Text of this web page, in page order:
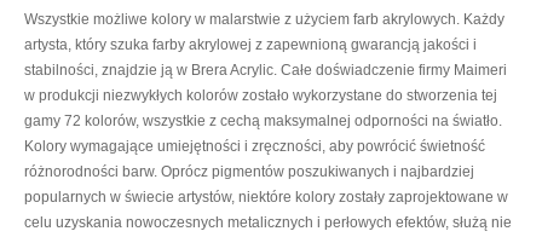
Wszystkie możliwe kolory w malarstwie z użyciem farb akrylowych. Każdy
artysta, który szuka farby akrylowej z zapewnioną gwarancją jakości i
stabilności, znajdzie ją w Brera Acrylic. Całe doświadczenie firmy Maimeri
w produkcji niezwykłych kolorów zostało wykorzystane do stworzenia tej
gamy 72 kolorów, wszystkie z cechą maksymalnej odporności na światło.
Kolory wymagające umiejętności i zręczności, aby powrócić świetność
różnorodności barw. Oprócz pigmentów poszukiwanych i najbardziej
popularnych w świecie artystów, niektóre kolory zostały zaprojektowane w
celu uzyskania nowoczesnych metalicznych i perłowych efektów, służą nie